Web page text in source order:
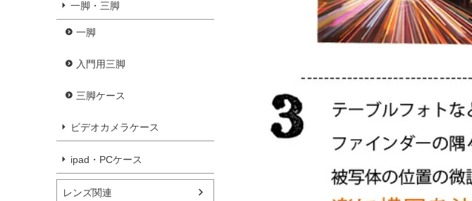
一脚・三脚
一脚
入門用三脚
三脚ケース
ビデオカメラケース
ipad・PCケース
レンズ関連